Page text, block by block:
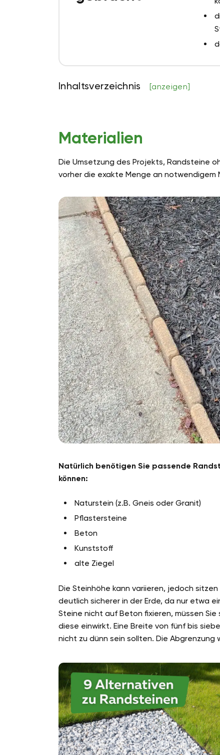
Inhaltsverzeichnis [anzeigen]
Materialien
Die Umsetzung des Projekts, Randsteine
vorher die exakte Menge an notwendigem
Natürlich benötigen Sie passende
können:
Naturstein (z.B. Gneis oder Granit)
Pflastersteine
Beton
Kunststoff
alte Ziegel
Die Steinhöhe kann variieren, jedoch
deutlich sicherer in der Erde, da nur etwa
Steine nicht auf Beton fixieren, müssen
diese einwirkt. Eine Breite von fünf bis
nicht zu dünn sein sollten. Die